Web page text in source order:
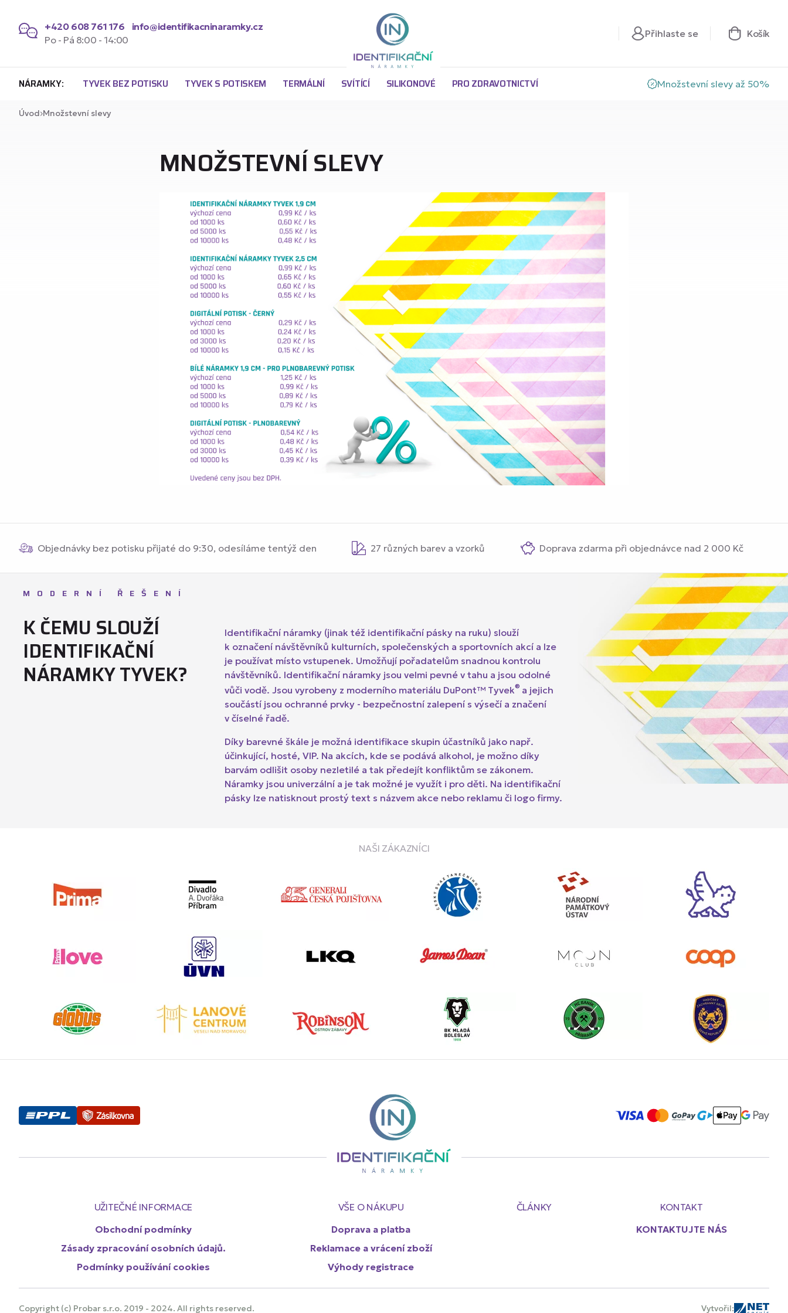
+420 608 761 176
info@identifikacninaramky.cz
Po - Pá 8:00 - 14:00
Přihlaste se Košík
NÁRAMKY: TYVEK BEZ POTISKU
Náramky Tyvek bez potisku 1,9 cm
Náramky Tyvek bez potisku 2,5 cm
TYVEK S POTISKEM
Náramky Tyvek s ČERNÝM potiskem 1,9 cm
Náramky Tyvek s ČERNÝM potiskem 2,5 cm
Náramky s PLNOBAREVNÝM potiskem 1,9 cm
Náramky s metalickou ražbou
TERMÁLNÍ SVÍTÍCÍ SILIKONOVÉ PRO ZDRAVOTNICTVÍ
Argus ProBand®
Množstevní slevy až 50%
Úvod Množstevní slevy
MNOŽSTEVNÍ SLEVY
Objednávky bez potisku přijaté do 9:30, odesíláme tentýž den 27 různých barev a vzorků Doprava zdarma při objednávce nad 2 000 Kč
MODERNÍ ŘEŠENÍ
K ČEMU SLOUŽÍ
IDENTIFIKAČNÍ
NÁRAMKY TYVEK?
Identifikační náramky (jinak též identifikační pásky na ruku) slouží
k označení návštěvníků kulturních, společenských a sportovních akcí a lze
je používat místo vstupenek. Umožňují pořadatelům snadnou kontrolu
návštěvníků. Identifikační náramky jsou velmi pevné v tahu a jsou odolné
vůči vodě. Jsou vyrobeny z moderního materiálu DuPont™ Tyvek® a jejich
součástí jsou ochranné prvky - bezpečnostní zalepení s výsečí a značení
v číselné řadě.
Díky barevné škále je možná identifikace skupin účastníků jako např.
účinkující, hosté, VIP. Na akcích, kde se podává alkohol, je možno díky
barvám odlišit osoby nezletilé a tak předejít konfliktům se zákonem.
Náramky jsou univerzální a je tak možné je využít i pro děti. Na identifikační
pásky lze natisknout prostý text s názvem akce nebo reklamu či logo firmy.
NAŠI ZÁKAZNÍCI
UŽITEČNÉ INFORMACE
Obchodní podmínky
Zásady zpracování osobních údajů.
Podmínky používání cookies
VŠE O NÁKUPU
Doprava a platba
Reklamace a vrácení zboží
Výhody registrace
ČLÁNKY
KONTAKT
KONTAKTUJTE NÁS
Copyright (c) Probar s.r.o. 2019 - 2024. All rights reserved. Vytvořil: